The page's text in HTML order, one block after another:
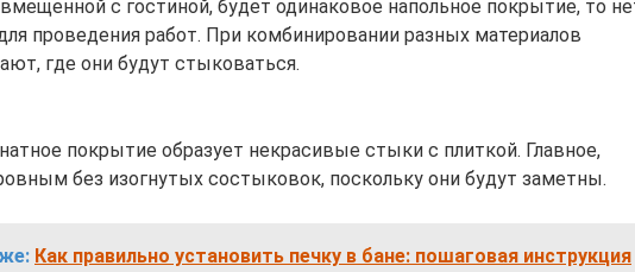
с гостиной, будет одинаковое напольное покрытие, то
проведения работ. При комбинировании разных материалов
где они будут стыковаться.
покрытие образует некрасивые стыки с плиткой. Главное,
без изогнутых состыковок, поскольку они будут заметны.
Как правильно установить печку в бане: пошаговая инструкция